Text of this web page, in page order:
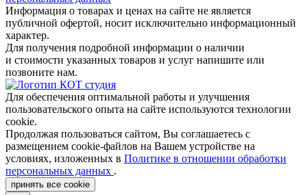
Информация о товарах и ценах на сайте не является
публичной офертой, носит исключительно информационный
характер.
Для получения подробной информации о наличии
и стоимости указанных товаров и услуг напишите или
позвоните нам.
Для обеспечения оптимальной работы и улучшения
пользовательского опыта на сайте используются технологии
cookie.
Продолжая пользоваться сайтом, Вы соглашаетесь с
размещением cookie-файлов на Вашем устройстве на
условиях, изложенных в Политике в отношении обработки
персональных данных .
принять все cookie